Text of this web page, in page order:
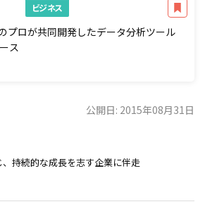
ビジネス
プロが共同開発したデータ分析ツール
ス
公開日: 2015年08月31日
持続的な成長を志す企業に伴走